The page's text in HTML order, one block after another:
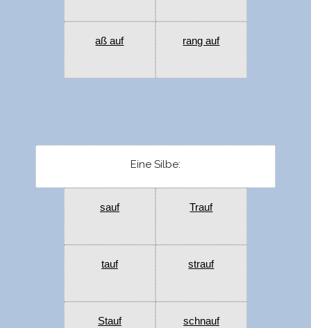
aß auf rang auf
Eine Silbe:
sauf Trauf
tauf strauf
Stauf schnauf